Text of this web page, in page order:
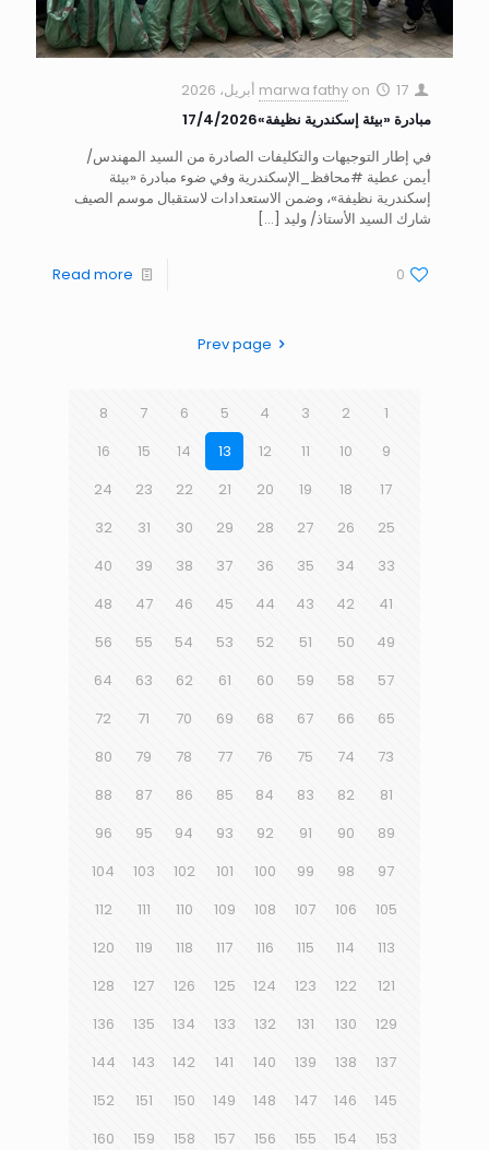
marwa fathy on
17 أبريل، 2026
مبادرة «بيئة إسكندرية نظيفة»17/4/2026
في إطار التوجيهات والتكليفات الصادرة من السيد المهندس/
أيمن عطية #محافظ_الإسكندرية وفي ضوء مبادرة «بيئة
إسكندرية نظيفة»، وضمن الاستعدادات لاستقبال موسم الصيف
شارك السيد الأستاذ/ وليد […]
0
Read more
Prev page
1
2
3
4
5
6
7
8
9
10
11
12
13
14
15
16
17
18
19
20
21
22
23
24
25
26
27
28
29
30
31
32
33
34
35
36
37
38
39
40
41
42
43
44
45
46
47
48
49
50
51
52
53
54
55
56
57
58
59
60
61
62
63
64
65
66
67
68
69
70
71
72
73
74
75
76
77
78
79
80
81
82
83
84
85
86
87
88
89
90
91
92
93
94
95
96
97
98
99
100
101
102
103
104
105
106
107
108
109
110
111
112
113
114
115
116
117
118
119
120
121
122
123
124
125
126
127
128
129
130
131
132
133
134
135
136
137
138
139
140
141
142
143
144
145
146
147
148
149
150
151
152
153
154
155
156
157
158
159
160